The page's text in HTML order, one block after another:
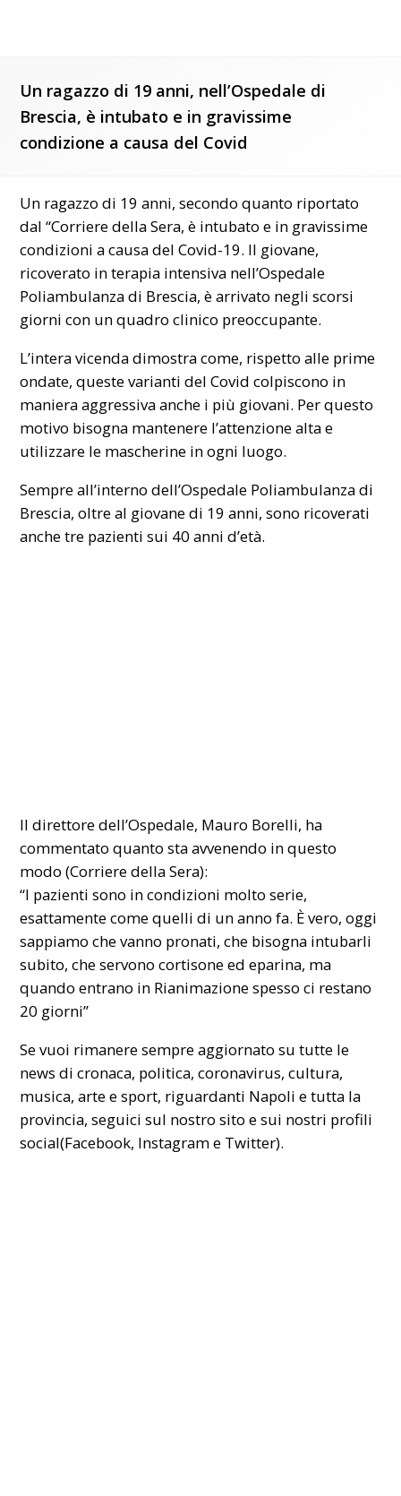
Un ragazzo di 19 anni, nell’Ospedale di
Brescia, è intubato e in gravissime
condizione a causa del Covid
Un ragazzo di 19 anni, secondo quanto riportato
dal “Corriere della Sera, è intubato e in gravissime
condizioni a causa del Covid-19. Il giovane,
ricoverato in terapia intensiva nell’Ospedale
Poliambulanza di Brescia, è arrivato negli scorsi
giorni con un quadro clinico preoccupante.
L’intera vicenda dimostra come, rispetto alle prime
ondate, queste varianti del Covid colpiscono in
maniera aggressiva anche i più giovani. Per questo
motivo bisogna mantenere l’attenzione alta e
utilizzare le mascherine in ogni luogo.
Sempre all’interno dell’Ospedale Poliambulanza di
Brescia, oltre al giovane di 19 anni, sono ricoverati
anche tre pazienti sui 40 anni d’età.
Il direttore dell’Ospedale, Mauro Borelli, ha
commentato quanto sta avvenendo in questo
modo (Corriere della Sera):
“I pazienti sono in condizioni molto serie,
esattamente come quelli di un anno fa. È vero, oggi
sappiamo che vanno pronati, che bisogna intubarli
subito, che servono cortisone ed eparina, ma
quando entrano in Rianimazione spesso ci restano
20 giorni”
Se vuoi rimanere sempre aggiornato su tutte le
news di cronaca, politica, coronavirus, cultura,
musica, arte e sport, riguardanti Napoli e tutta la
provincia, seguici sul nostro sito e sui nostri profili
social(Facebook, Instagram e Twitter).